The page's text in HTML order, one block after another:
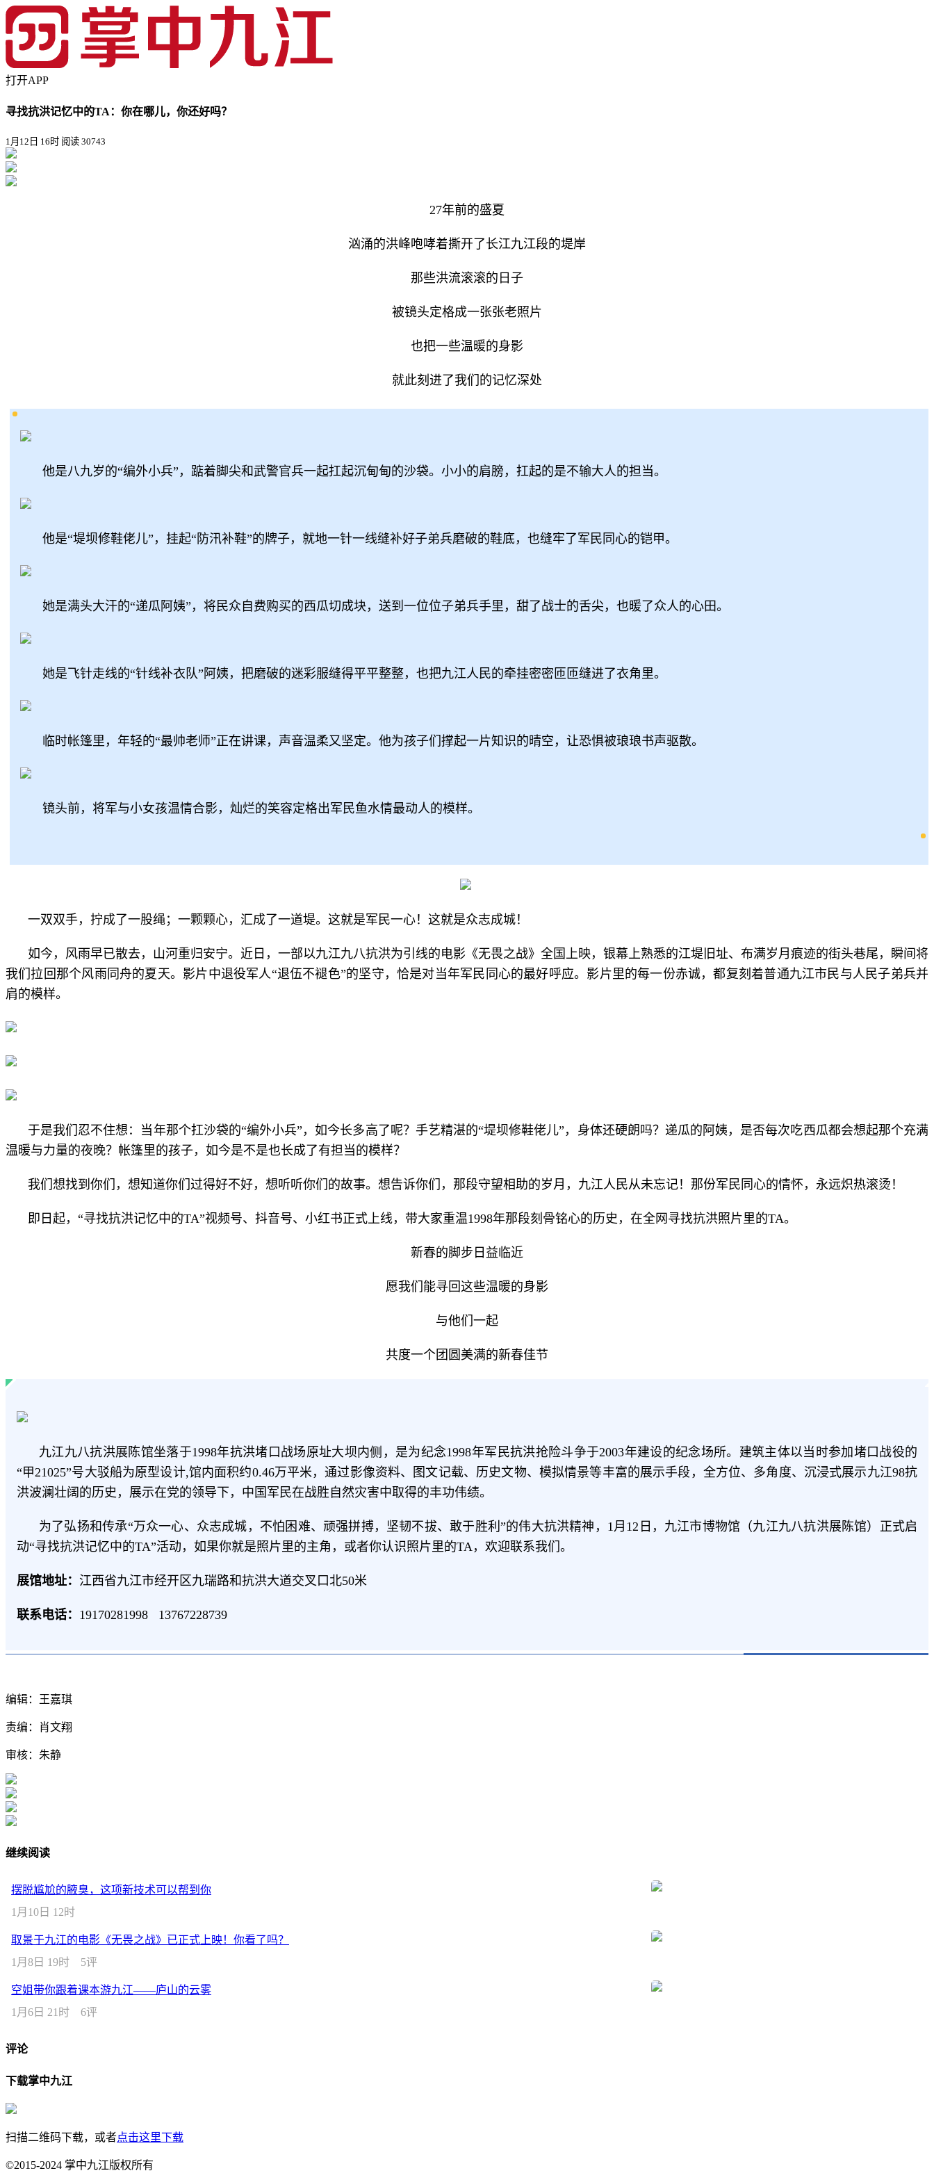
打开APP
寻找抗洪记忆中的TA：你在哪儿，你还好吗？
1月12日 16时 阅读 30743
27年前的盛夏
汹涌的洪峰咆哮着撕开了长江九江段的堤岸
那些洪流滚滚的日子
被镜头定格成一张张老照片
也把一些温暖的身影
就此刻进了我们的记忆深处
他是八九岁的“编外小兵”，踮着脚尖和武警官兵一起扛起沉甸甸的沙袋。小小的肩膀，扛起的是不输大人的担当。
他是“堤坝修鞋佬儿”，挂起“防汛补鞋”的牌子，就地一针一线缝补好子弟兵磨破的鞋底，也缝牢了军民同心的铠甲。
她是满头大汗的“递瓜阿姨”，将民众自费购买的西瓜切成块，送到一位位子弟兵手里，甜了战士的舌尖，也暖了众人的心田。
她是飞针走线的“针线补衣队”阿姨，把磨破的迷彩服缝得平平整整，也把九江人民的牵挂密密匝匝缝进了衣角里。
临时帐篷里，年轻的“最帅老师”正在讲课，声音温柔又坚定。他为孩子们撑起一片知识的晴空，让恐惧被琅琅书声驱散。
镜头前，将军与小女孩温情合影，灿烂的笑容定格出军民鱼水情最动人的模样。
一双双手，拧成了一股绳；一颗颗心，汇成了一道堤。这就是军民一心！这就是众志成城！
如今，风雨早已散去，山河重归安宁。近日，一部以九江九八抗洪为引线的电影《无畏之战》全国上映，银幕上熟悉的江堤旧址、布满岁月痕迹的街头巷尾，瞬间将
我们拉回那个风雨同舟的夏天。影片中退役军人“退伍不褪色”的坚守，恰是对当年军民同心的最好呼应。影片里的每一份赤诚，都复刻着普通九江市民与人民子弟兵并
肩的模样。
于是我们忍不住想：当年那个扛沙袋的“编外小兵”，如今长多高了呢？手艺精湛的“堤坝修鞋佬儿”，身体还硬朗吗？递瓜的阿姨，是否每次吃西瓜都会想起那个充满
温暖与力量的夜晚？帐篷里的孩子，如今是不是也长成了有担当的模样？
我们想找到你们，想知道你们过得好不好，想听听你们的故事。想告诉你们，那段守望相助的岁月，九江人民从未忘记！那份军民同心的情怀，永远炽热滚烫！
即日起， “寻找抗洪记忆中的TA”视频号、抖音号、小红书正式上线，带大家重温1998年那段刻骨铭心的历史，在全网寻找抗洪照片里的TA。
新春的脚步日益临近
愿我们能寻回这些温暖的身影
与他们一起
共度一个团圆美满的新春佳节
九江九八抗洪展陈馆坐落于1998年抗洪堵口战场原址大坝内侧，是为纪念1998年军民抗洪抢险斗争于2003年建设的纪念场所。建筑主体以当时参加堵口战役的
“甲21025”号大驳船为原型设计,馆内面积约0.46万平米，通过影像资料、图文记载、历史文物、模拟情景等丰富的展示手段，全方位、多角度、沉浸式展示九江98抗
洪波澜壮阔的历史，展示在党的领导下，中国军民在战胜自然灾害中取得的丰功伟绩。
为了弘扬和传承“万众一心、众志成城，不怕困难、顽强拼搏，坚韧不拔、敢于胜利”的伟大抗洪精神，1月12日，九江市博物馆（九江九八抗洪展陈馆）正式启
动“寻找抗洪记忆中的TA”活动，如果你就是照片里的主角，或者你认识照片里的TA，欢迎联系我们。
展馆地址： 江西省九江市经开区九瑞路和抗洪大道交叉口北50米
联系电话： 19170281998 13767228739
编辑：王嘉琪
责编：肖文翔
审核：朱静
继续阅读
摆脱尴尬的腋臭，这项新技术可以帮到你
1月10日 12时
取景于九江的电影《无畏之战》已正式上映！你看了吗？
1月8日 19时
5评
空姐带你跟着课本游九江——庐山的云雾
1月6日 21时
6评
评论
下载掌中九江
扫描二维码下载，或者点击这里下载
©2015-2024 掌中九江版权所有